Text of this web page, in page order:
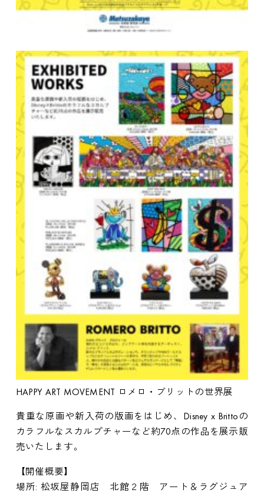
HAPPY ART MOVEMENT ロメロ・ブリットの世界展
貴重な原画や新入荷の版画をはじめ、Disney x Brittoの
カラフルなスカルプチャーなど約70点の作品を展示販
売いたします。
【開催概要】
場所: 松坂屋静岡店 北館２階 アート＆ラグジュア